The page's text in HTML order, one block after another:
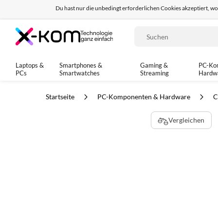
Du hast nur die unbedingt erforderlichen Cookies akzeptiert,
Seit 8 Jahren für dich da!
Laptops &
PCs
Smartphones &
Smartwatches
Gaming &
Streaming
PC-
Startseite PC-Komponenten & Hardware
Vergleichen